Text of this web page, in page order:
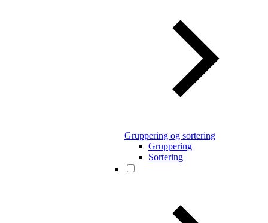
Gruppering og sortering
Gruppering
Sortering